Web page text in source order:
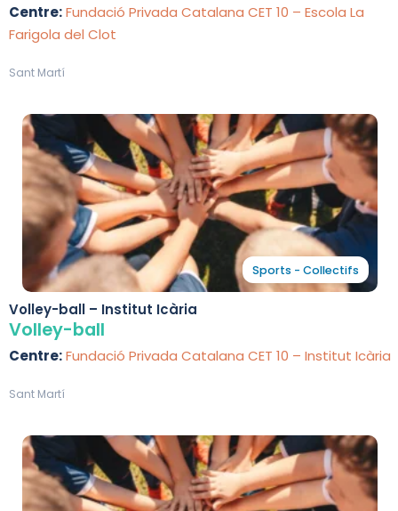
Centre:Fundació Privada Catalana CET 10 – Escola La
Farigola del Clot
Sant Martí
Sports - Collectifs
Volley-ball – Institut Icària
Volley-ball
Centre:Fundació Privada Catalana CET 10 – Institut Icària
Sant Martí